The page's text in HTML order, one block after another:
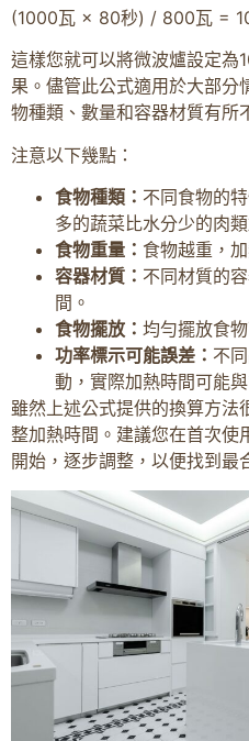
(1000瓦 × 80秒) / 800瓦 =
這樣您就可以將微波爐設定為
果。儘管此公式適用於大部分
物種類、數量和容器材質有所
注意以下幾點：
食物種類： 不同食物的
多的蔬菜比水分少的肉
食物重量： 食物越重，
容器材質： 不同材質的
間。
食物擺放： 均勻擺放食
功率標示可能誤差： 不
動，實際加熱時間可能
雖然上述公式提供的換算方法
整加熱時間。建議您在首次使
開始，逐步調整，以便找到最